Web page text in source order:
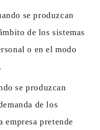
se produzcan
de los sistemas
o en el modo
se produzcan
de los
pretende